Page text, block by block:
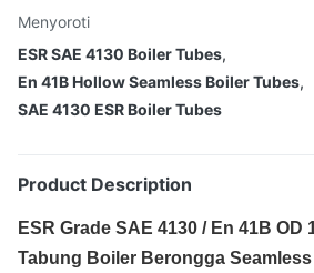
Menyoroti
ESR SAE 4130 Boiler Tubes,
En 41B Hollow Seamless Boiler Tubes,
SAE 4130 ESR Boiler Tubes
Product Description
ESR Grade SAE 4130 / En 41B OD
Tabung Boiler Berongga Seamless